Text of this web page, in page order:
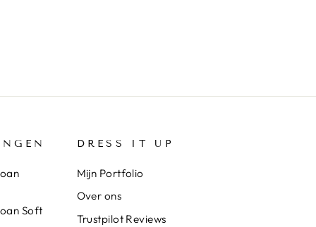
Soft
DRESS IT UP
Mijn Portfolio
Over ons
Trustpilot Reviews